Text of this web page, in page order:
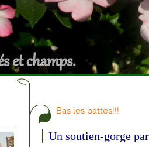
Bas les pattes!!!
Un soutien-gorge